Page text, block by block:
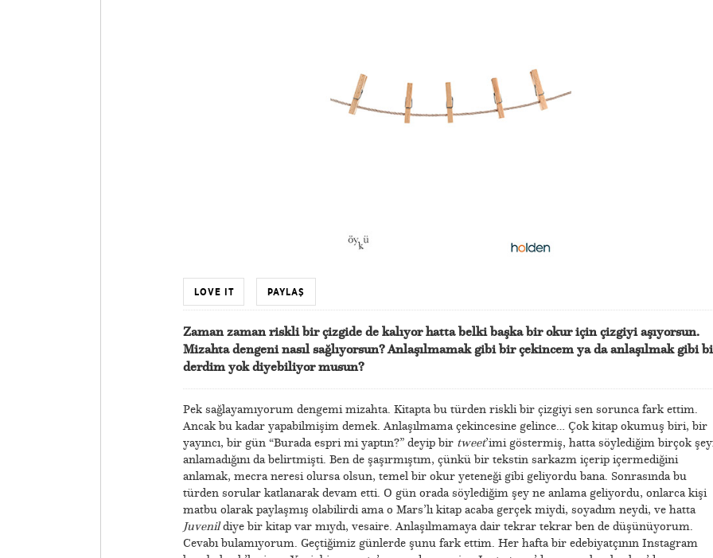
LOVE IT PAYLAŞ
Zaman zaman riskli bir çizgide de kalıyor hatta belki başka bir okur için çizgiyi aşıyorsun.
Mizahta dengeni nasıl sağlıyorsun? Anlaşılmamak gibi bir çekincem ya da anlaşılmak gibi
derdim yok diyebiliyor musun?
Pek sağlayamıyorum dengemi mizahta. Kitapta bu türden riskli bir çizgiyi sen sorunca fark ettim.
Ancak bu kadar yapabilmişim demek. Anlaşılmama çekincesine gelince… Çok kitap okumuş biri, bir
yayıncı, bir gün “Burada espri mi yaptın?” deyip bir tweet’imi göstermiş, hatta söylediğim birçok
anlamadığını da belirtmişti. Ben de şaşırmıştım, çünkü bir tekstin sarkazm içerip içermediğini
anlamak, mecra neresi olursa olsun, temel bir okur yeteneği gibi geliyordu bana. Sonrasında bu
türden sorular katlanarak devam etti. O gün orada söylediğim şey ne anlama geliyordu, onlarca kişi
matbu olarak paylaşmış olabilirdi ama o Mars’lı kitap acaba gerçek miydi, soyadım neydi, ve hatta
Juvenildiye bir kitap var mıydı, vesaire. Anlaşılmamaya dair tekrar tekrar ben de düşünüyorum.
Cevabı bulamıyorum. Geçtiğimiz günlerde şunu fark ettim. Her hafta bir edebiyatçının Instagram